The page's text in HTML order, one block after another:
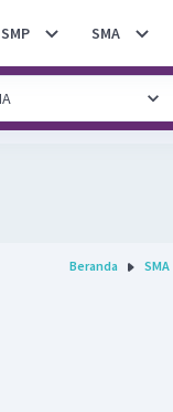
SMP SMA
Beranda SMA